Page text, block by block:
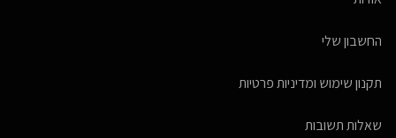
החשבון שלי
תקנון שימוש ומדיניות פרטיות
שאלות תשובות